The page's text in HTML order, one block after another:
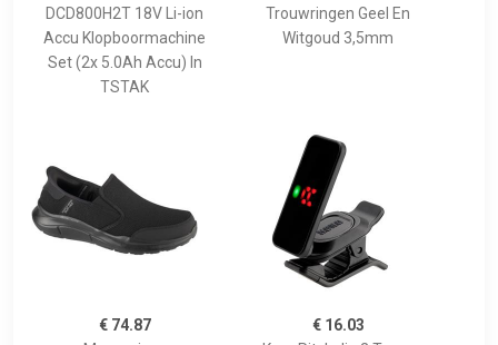
DCD800H2T 18V Li-ion
Accu Klopboormachine
Set (2x 5.0Ah Accu) In
TSTAK
Trouwringen Geel En
Witgoud 3,5mm
€ 74.87
€ 16.03